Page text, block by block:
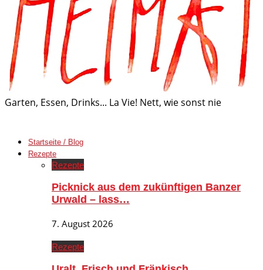
Garten, Essen, Drinks... La Vie! Nett, wie sonst nie
Startseite / Blog
Rezepte
Rezepte
Picknick aus dem zukünftigen Banzer
Urwald – lass…
7. August 2026
Rezepte